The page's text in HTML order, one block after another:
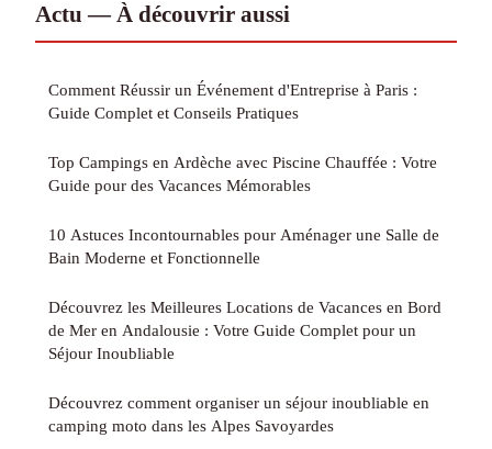
Actu — À découvrir aussi
Comment Réussir un Événement d'Entreprise à Paris :
Guide Complet et Conseils Pratiques
Top Campings en Ardèche avec Piscine Chauffée : Votre
Guide pour des Vacances Mémorables
10 Astuces Incontournables pour Aménager une Salle de
Bain Moderne et Fonctionnelle
Découvrez les Meilleures Locations de Vacances en Bord
de Mer en Andalousie : Votre Guide Complet pour un
Séjour Inoubliable
Découvrez comment organiser un séjour inoubliable en
camping moto dans les Alpes Savoyardes